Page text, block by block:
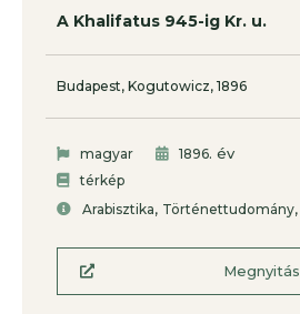
A Khalifatus 945-ig Kr. u.
Budapest, Kogutowicz, 1896
magyar 1896. év
térkép
Arabisztika, Történettudomány,
Megnyitás